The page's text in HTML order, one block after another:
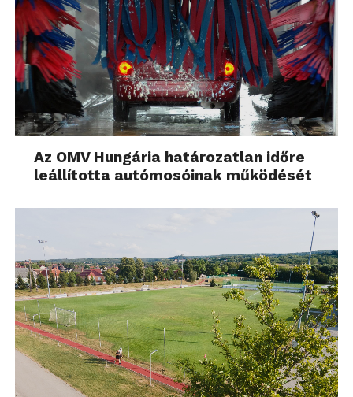
Az OMV Hungária határozatlan időre
leállította autómosóinak működését